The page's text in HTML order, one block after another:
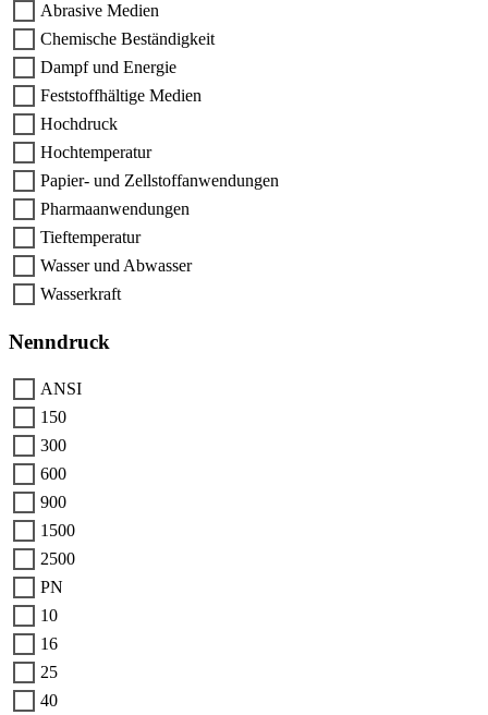
Abrasive Medien
Chemische Beständigkeit
Dampf und Energie
Feststoffhältige Medien
Hochdruck
Hochtemperatur
Papier- und Zellstoffanwendungen
Pharmaanwendungen
Tieftemperatur
Wasser und Abwasser
Wasserkraft
Nenndruck
ANSI
150
300
600
900
1500
2500
PN
10
16
25
40